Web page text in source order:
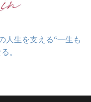
人生を支える“一生も
。